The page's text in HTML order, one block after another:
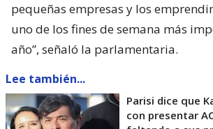
pequeñas empresas y los
uno de los fines de semana más
año”, señaló la parlamentaria.
Lee también...
Parisi dice que
con presentar